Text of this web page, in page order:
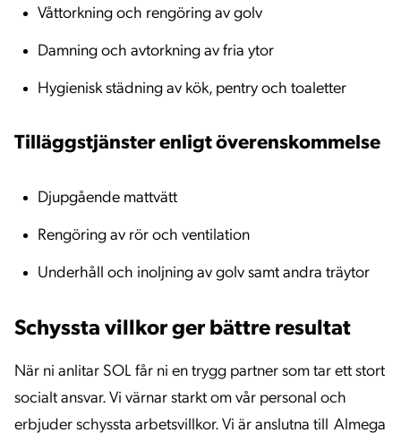
Våttorkning och rengöring av golv
Damning och avtorkning av fria ytor
Hygienisk städning av kök, pentry och toaletter
Tilläggstjänster enligt överenskommelse
Djupgående mattvätt
Rengöring av rör och ventilation
Underhåll och inoljning av golv samt andra träytor
Schyssta villkor ger bättre resultat
När ni anlitar SOL får ni en trygg partner som tar ett stort
socialt ansvar. Vi värnar starkt om vår personal och
erbjuder schyssta arbetsvillkor. Vi är anslutna till Almega